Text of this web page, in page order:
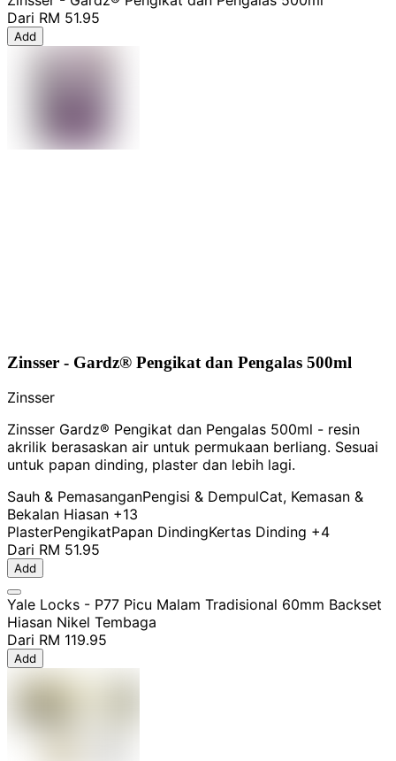
Dari RM 51.95
Add
Zinsser - Gardz® Pengikat dan Pengalas 500ml
Zinsser
Zinsser Gardz® Pengikat dan Pengalas 500ml - resin
akrilik berasaskan air untuk permukaan berliang. Sesuai
untuk papan dinding, plaster dan lebih lagi.
Sauh & PemasanganPengisi & DempulCat, Kemasan &
Bekalan Hiasan +13
PlasterPengikatPapan DindingKertas Dinding +4
Dari RM 51.95
Add
Yale Locks - P77 Picu Malam Tradisional 60mm Backset
Hiasan Nikel Tembaga
Dari RM 119.95
Add